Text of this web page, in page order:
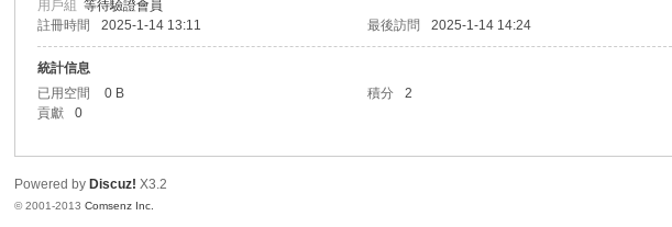
用戶組等待驗證會員
註冊時間
2025-1-14 13:11 最後訪問 2025-1-14 14:24
統計信息
已用空間
0 B 積分 2
貢獻
0
Powered by Discuz! X3.2
© 2001-2013Comsenz Inc.